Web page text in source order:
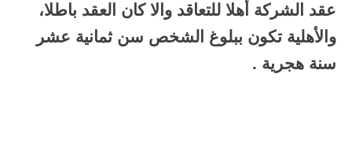
عقد الشركة أهلا للتعاقد والا كان العقد باطلا،
والأهلية تكون ببلوغ الشخص سن ثمانية عشر
سنة هجرية .